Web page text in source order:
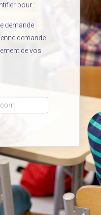
pour :
demande
demande
de vos